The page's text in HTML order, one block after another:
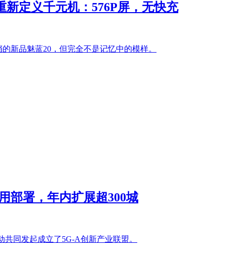
定义千元机：576P屏，无快充
新品魅蓝20，但完全不是记忆中的模样。
部署，年内扩展超300城
同发起成立了5G-A创新产业联盟。